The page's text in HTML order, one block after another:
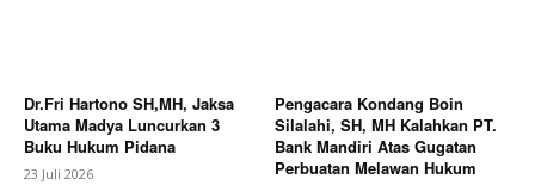
Dr.Fri Hartono SH,MH, Jaksa
Utama Madya Luncurkan 3
Buku Hukum Pidana
23 Juli 2026
Pengacara Kondang Boin
Silalahi, SH, MH Kalahkan PT.
Bank Mandiri Atas Gugatan
Perbuatan Melawan Hukum